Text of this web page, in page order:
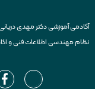
آکادمی آموزشی دکتر مهدی
نظام مهندسی اطلاعات فنی و